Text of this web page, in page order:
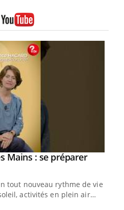
Mains : se préparer
tout nouveau rythme de vie !
activités en plein air…